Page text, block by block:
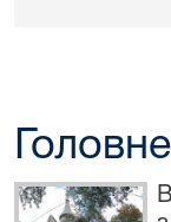
Головне